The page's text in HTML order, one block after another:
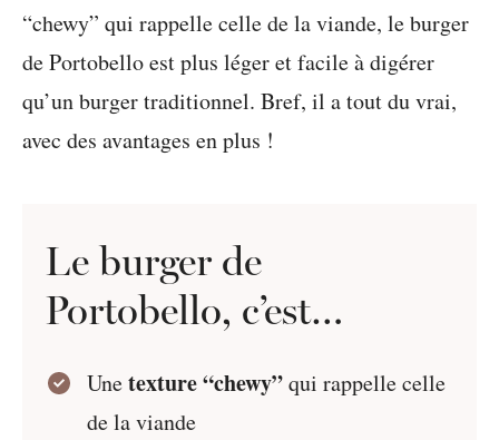
“chewy” qui rappelle celle de la viande, le burger
de Portobello est plus léger et facile à digérer
qu’un burger traditionnel. Bref, il a tout du vrai,
avec des avantages en plus !
Le burger de
Portobello, c’est…
Unetexture “chewy”qui rappelle celle
de la viande